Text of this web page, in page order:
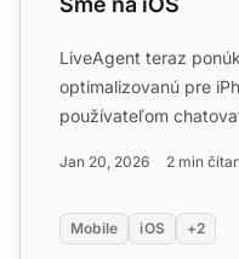
LiveAgent teraz
optimalizovanú pre
používateľom
Jan 20, 2026 2 min
Mobile iOS +2